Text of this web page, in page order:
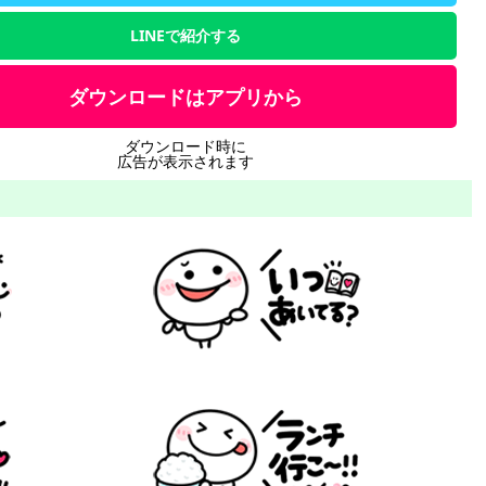
LINEで紹介する
ダウンロードはアプリから
ダウンロード時に
広告が表示されます